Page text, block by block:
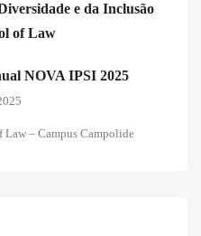
e da Inclusão
of Law
NOVA IPSI 2025
Law – Campus Campolide